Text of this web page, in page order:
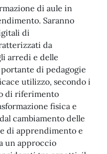
di aule in
Saranno
di
da
arredi e delle
di pedagogie
utilizzo, secondo i
di riferimento
fisica e
cambiamento delle
di apprendimento e
un approccio